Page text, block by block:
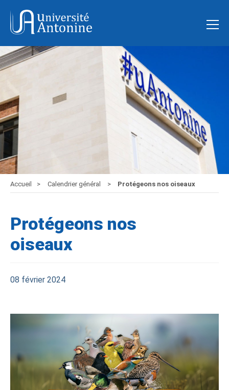
Accueil Calendrier général Protégeons nos oiseaux
Protégeons nos
oiseaux
08 février 2024